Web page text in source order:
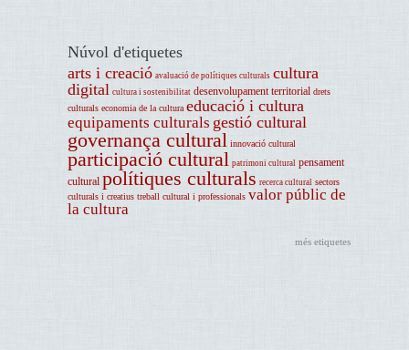
Núvol d'etiquetes
arts i creació avaluació de polítiques culturals cultura
digital cultura i sostenibilitat desenvolupament territorial drets
culturals economia de la cultura educació i cultura
equipaments culturals gestió cultural
governança cultural innovació cultural
participació cultural patrimoni cultural pensament
cultural polítiques culturals recerca cultural sectors
culturals i creatius treball cultural i professionals valor públic de
la cultura
més etiquetes